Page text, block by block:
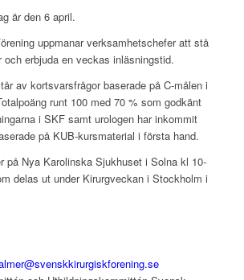
är den 6 april.
uppmanar verksamhetschefer att stå
och erbjuda en veckas inläsningstid.
av kortsvarsfrågor baserade på C-målen i
runt 100 med 70 % som godkänt
i SKF samt urologen har inkommit
på KUB-kursmaterial i första hand.
på Nya Karolinska Sjukhuset i Solna kl 10-
delas ut under Kirurgveckan i Stockholm i